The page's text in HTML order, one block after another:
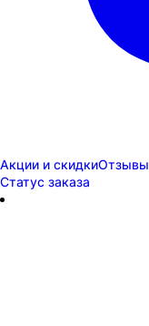
Акции и скидкиОтзывы
Статус заказа